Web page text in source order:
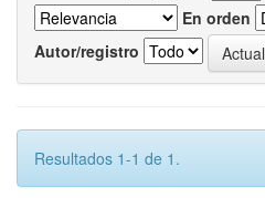
En orden
Autor/registro
Resultados 1-1 de 1.